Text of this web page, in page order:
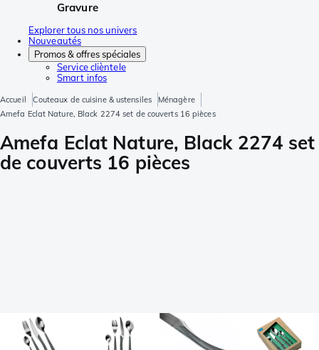
Gravure
Explorer tous nos univers
Nouveautés
Promos & offres spéciales
Service clièntele
Smart infos
Accueil Couteaux de cuisine & ustensiles
Ménagère
Amefa Eclat Nature, Black 2274 set de couverts 16 pièces
Amefa Eclat Nature, Black 2274 set
de couverts 16 pièces